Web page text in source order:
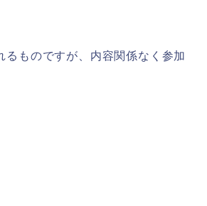
るものですが、内容関係なく参加